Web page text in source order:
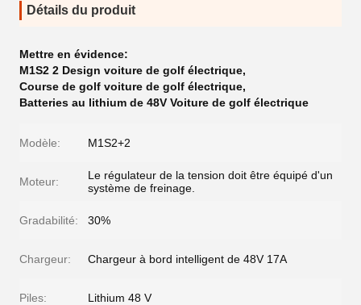
Détails du produit
Mettre en évidence:
M1S2 2 Design voiture de golf électrique,
Course de golf voiture de golf électrique,
Batteries au lithium de 48V Voiture de golf électrique
Modèle: M1S2+2
Moteur:
Le régulateur de la tension doit être équipé d'un
système de freinage.
Gradabilité: 30%
Chargeur: Chargeur à bord intelligent de 48V 17A
Piles: Lithium 48 V